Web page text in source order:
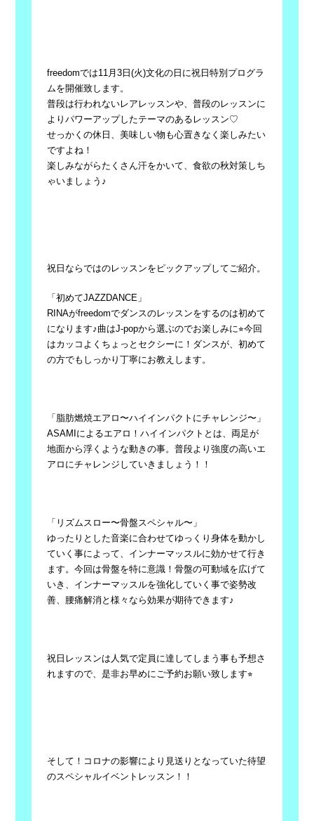
freedomでは11 月3日(火)文化の日に祝日特別プログラ
ムを開催致します。
普段は行われないレアレッスンや、普段のレッスンに
よりパワーアップしたテーマのあるレッスン♡
せっかくの休日、美味しい物も心置きなく楽しみたい
ですよね！
楽しみながらたくさん汗をかいて、食欲の秋対策しち
ゃいましょう ♪
祝日ならではのレッスンをピックアップしてご紹介。
「初めてJAZZDANCE 」
RINAがfreedomでダンスのレッスンをするのは初めて
になります♪曲はJ-popから選ぶのでお楽しみに⭐︎今回
はカッコよくちょっとセクシーに！ダンスが、初めて
の方でもしっかり丁寧にお教えします。
「脂肪燃焼エアロ〜ハイインパクトにチャレンジ〜」
ASAMIによるエアロ！ハイインパクトとは、両足が
地面から浮くような動きの事。普段より強度の高いエ
アロにチャレンジしていきましょう！！
「リズムスロー〜骨盤スペシャル〜」
ゆったりとした音楽に合わせてゆっくり身体を動かし
ていく事によって、インナーマッスルに効かせて行き
ます。今回は骨盤を特に意識！骨盤の可動域を広げて
いき、インナーマッスルを強化していく事で姿勢改
善、腰痛解消と様々なら効果が期待できます♪
祝日レッスンは人気で定員に達してしまう事も予想さ
れますので、是非お早めにご予約お願い致します⭐︎
そして！コロナの影響により見送りとなっていた待望
のスペシャルイベントレッスン！！